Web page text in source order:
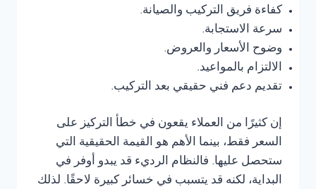
كفاءة فريق التركيب والصيانة.
سرعة الاستجابة.
وضوح الأسعار والعروض.
الالتزام بالمواعيد.
تقديم دعم فني حقيقي بعد التركيب.
إن كثيرًا من العملاء يقعون في خطأ التركيز على
السعر فقط، بينما الأهم هو القيمة الحقيقية التي
ستحصل عليها. فالنظام الرديء قد يبدو أوفر في
البداية، لكنه قد يتسبب في خسائر كبيرة لاحقًا. لذلك